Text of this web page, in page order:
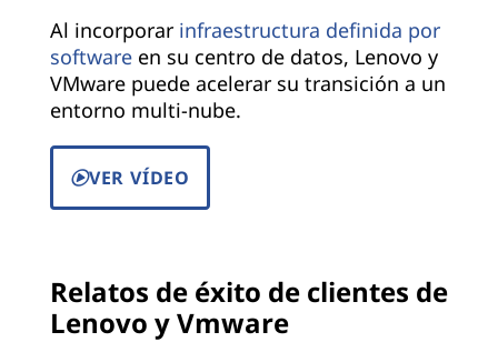
Al incorporar infraestructura definida por
software en su centro de datos, Lenovo y
VMware puede acelerar su transición a un
entorno multi-nube.
VER VÍDEO
Relatos de éxito de clientes de
Lenovo y Vmware